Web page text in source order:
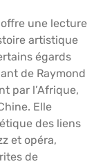
une lecture
artistique
égards
de Raymond
par l’Afrique,
Elle
des liens
et opéra,
de